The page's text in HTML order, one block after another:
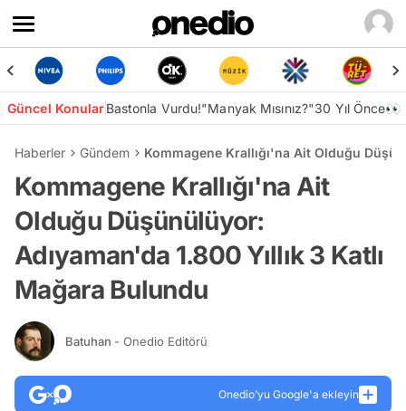
Güncel KonularBastonla Vurdu!"Manyak Mısınız?"30 Yıl Önce👀
Haberler Gündem Kommagene Krallığı'na Ait Olduğu
Kommagene Krallığı'na Ait
Olduğu Düşünülüyor:
Adıyaman'da 1.800 Yıllık 3 Katlı
Mağara Bulundu
Batuhan - Onedio Editörü
Onedio’yu Google'a ekleyin